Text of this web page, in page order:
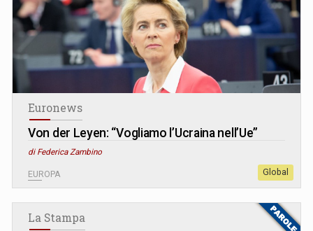
Euronews
Von der Leyen: “Vogliamo l’Ucraina nell’Ue”
di Federica Zambino
EUROPA Global
La Stampa